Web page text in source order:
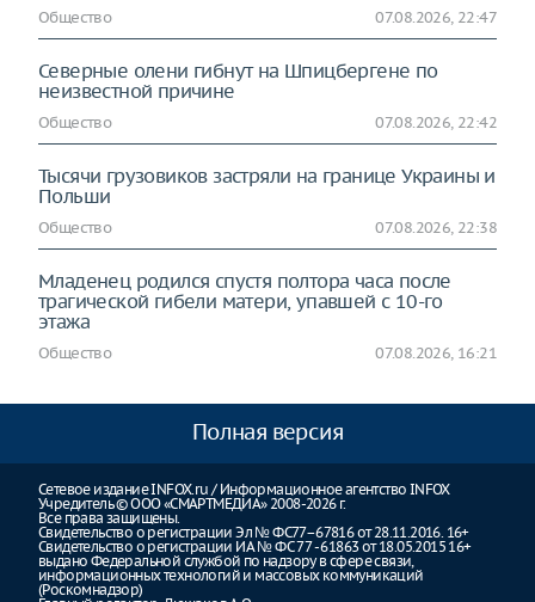
Общество 07.08.2026, 22:47
Северные олени гибнут на Шпицбергене по
неизвестной причине
Общество 07.08.2026, 22:42
Тысячи грузовиков застряли на границе Украины и
Польши
Общество 07.08.2026, 22:38
Младенец родился спустя полтора часа после
трагической гибели матери, упавшей с 10-го
этажа
Общество 07.08.2026, 16:21
Полная версия
Сетевое издание INFOX.ru / Информационное агентство INFOX
Учредитель © ООО «СМАРТМЕДИА» 2008-2026 г.
Все права защищены.
Свидетельство о регистрации Эл № ФС77–67816 от 28.11.2016. 16+
Свидетельство о регистрации ИА № ФС 77 - 61863 от 18.05.2015 16+
выдано Федеральной службой по надзору в сфере связи,
информационных технологий и массовых коммуникаций
(Роскомнадзор)